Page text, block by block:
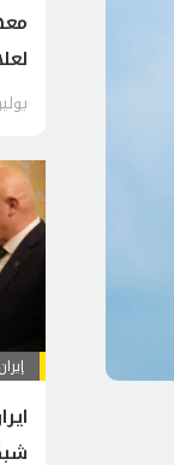
يوليو 20,
إيران